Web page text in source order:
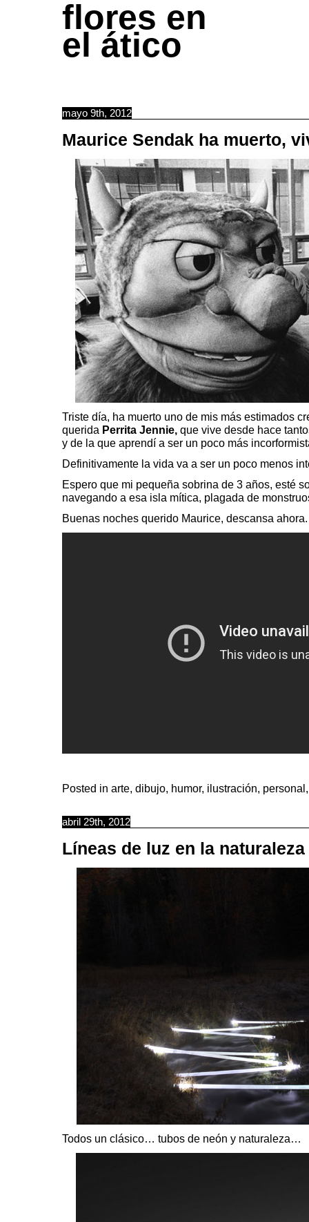
flores en
el ático
mayo 9th, 2012
Maurice Sendak ha muerto,
Triste día, ha muerto uno de mis más estimados
querida Perrita Jennie, que vive desde hace
y de la que aprendí a ser un poco más
Definitivamente la vida va a ser un poco menos
Espero que mi pequeña sobrina de 3 años, esté
navegando a esa isla mítica, plagada de
Buenas noches querido Maurice, descansa ahora.
Posted in arte, dibujo, humor, ilustración, personal
abril 29th, 2012
Líneas de luz en la naturaleza
Todos un clásico… tubos de neón y naturaleza…